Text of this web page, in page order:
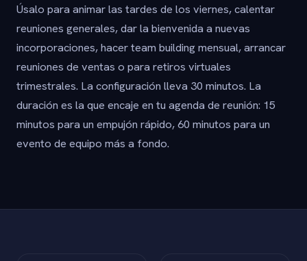
Úsalo para animar las tardes de los viernes, calentar
reuniones generales, dar la bienvenida a nuevas
incorporaciones, hacer team building mensual, arrancar
reuniones de ventas o para retiros virtuales
trimestrales. La configuración lleva 30 minutos. La
duración es la que encaje en tu agenda de reunión: 15
minutos para un empujón rápido, 60 minutos para un
evento de equipo más a fondo.